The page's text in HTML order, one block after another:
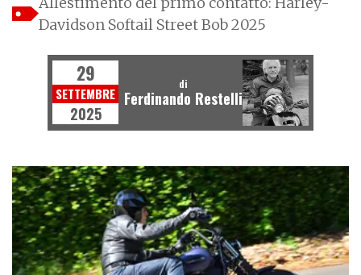
Davidson Softail Street Bob 2025
29
SETTEMBRE
2025
di
Ferdinando Restelli